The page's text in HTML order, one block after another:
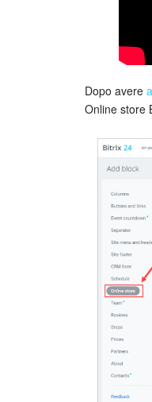
Dopo avere
Online store